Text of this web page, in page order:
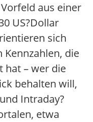
aus einer
US?Dollar
sich
die
hat – wer die
behalten will,
Intraday?
etwa